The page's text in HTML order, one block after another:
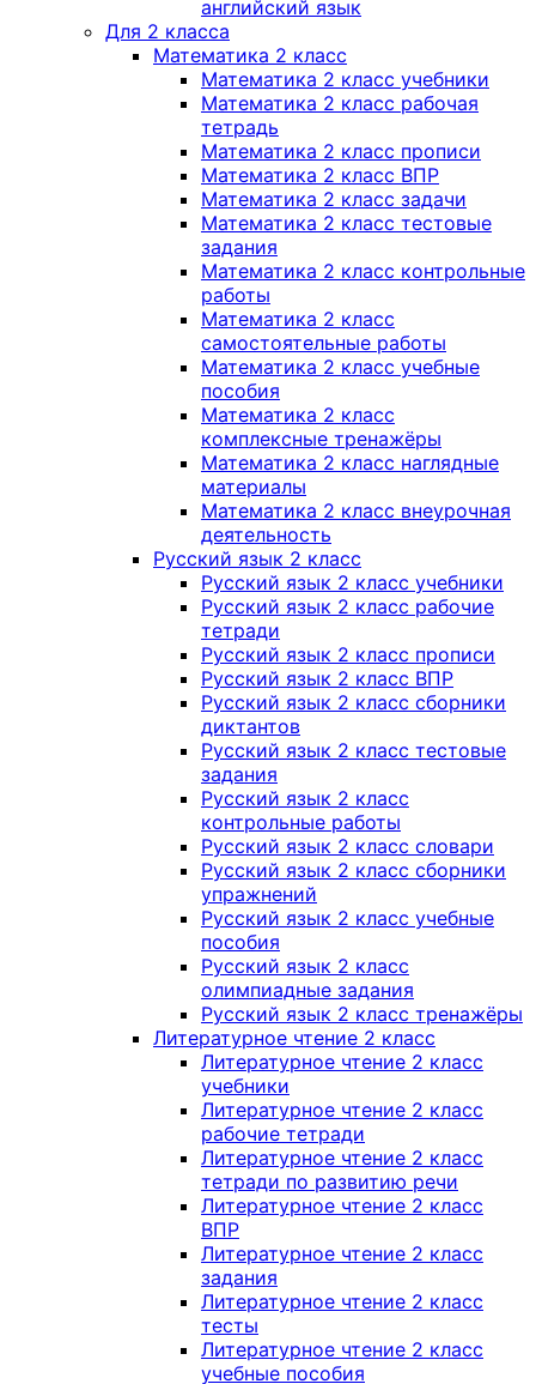
английский язык
Для 2 класса
Математика 2 класс
Математика 2 класс учебники
Математика 2 класс рабочая
тетрадь
Математика 2 класс прописи
Математика 2 класс ВПР
Математика 2 класс задачи
Математика 2 класс тестовые
задания
Математика 2 класс контрольные
работы
Математика 2 класс
самостоятельные работы
Математика 2 класс учебные
пособия
Математика 2 класс
комплексные тренажёры
Математика 2 класс наглядные
материалы
Математика 2 класс внеурочная
деятельность
Русский язык 2 класс
Русский язык 2 класс учебники
Русский язык 2 класс рабочие
тетради
Русский язык 2 класс прописи
Русский язык 2 класс ВПР
Русский язык 2 класс сборники
диктантов
Русский язык 2 класс тестовые
задания
Русский язык 2 класс
контрольные работы
Русский язык 2 класс словари
Русский язык 2 класс сборники
упражнений
Русский язык 2 класс учебные
пособия
Русский язык 2 класс
олимпиадные задания
Русский язык 2 класс тренажёры
Литературное чтение 2 класс
Литературное чтение 2 класс
учебники
Литературное чтение 2 класс
рабочие тетради
Литературное чтение 2 класс
тетради по развитию речи
Литературное чтение 2 класс
ВПР
Литературное чтение 2 класс
задания
Литературное чтение 2 класс
тесты
Литературное чтение 2 класс
учебные пособия